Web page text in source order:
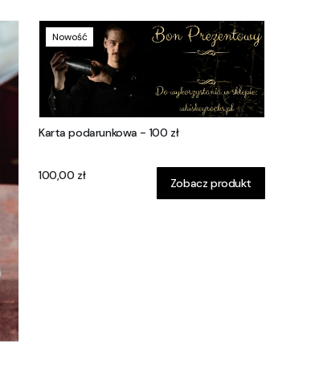
Nowość
Karta podarunkowa - 100 zł
Cena
100,00 zł
Zobacz produkt